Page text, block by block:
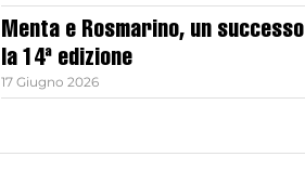
Menta e Rosmarino, un successo
la 14ª edizione
17 Giugno 2026